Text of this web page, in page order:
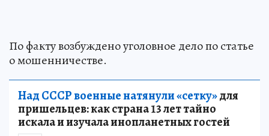
По факту возбуждено уголовное дело по статье
о мошенничестве.
Над СССР военные натянули «сетку»для
пришельцев: как страна 13 лет тайно
искала и изучала инопланетных гостей